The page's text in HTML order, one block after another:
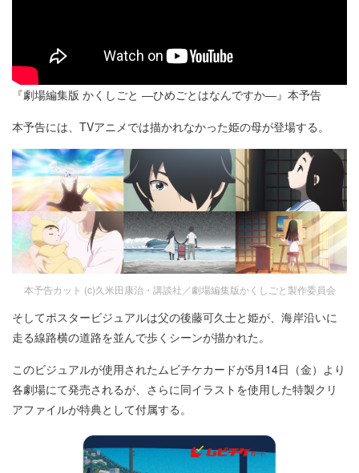
『劇場編集版 かくしごと ―ひめごとはなんですか―』本予告
本予告には、TVアニメでは描かれなかった姫の母が登場する。
本予告カット (c)久米田康治・講談社／劇場編集版かくしごと製作委員会
そしてポスタービジュアルは父の後藤可久士と姫が、海岸沿いに
走る線路横の道路を並んで歩くシーンが描かれた。
このビジュアルが使用されたムビチケカードが5月14日（金）より
各劇場にて発売されるが、さらに同イラストを使用した特製クリ
アファイルが特典として付属する。